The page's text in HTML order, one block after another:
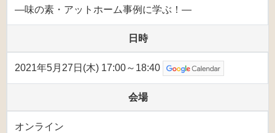
―味の素・アットホーム事例に学ぶ！―
日時
2021年5月27日(木) 17:00～18:40
会場
オンライン